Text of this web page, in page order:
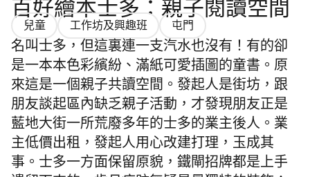
百好繪本士多：親子閱讀空間
兒童 工作坊及興趣班 屯門
名叫士多，但這裏連一支汽水也沒有！有的卻
是一本本色彩繽紛、滿紙可愛插圖的童書。原
來這是一個親子共讀空間。發起人是街坊，跟
朋友談起區內缺乏親子活動，才發現朋友正是
藍地大街一所荒廢多年的士多的業主後人。業
主低價出租，發起人用心改建打理，玉成其
事。士多一方面保留原貌，鐵閘招牌都是上手